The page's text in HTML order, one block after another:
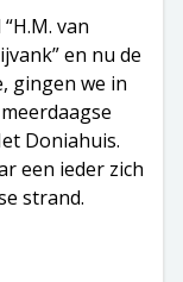
van
en nu de
gingen we in
Doniahuis.
een ieder zich
strand.